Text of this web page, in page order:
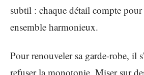
subtil : chaque détail compte
ensemble harmonieux.
Pour renouveler sa garde-robe, il
refuser la monotonie. Miser sur